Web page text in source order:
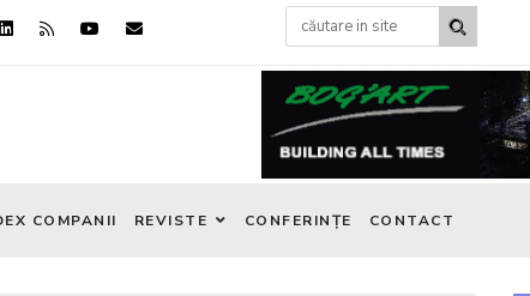
COMPANII REVISTE CONFERINȚE CONTACT